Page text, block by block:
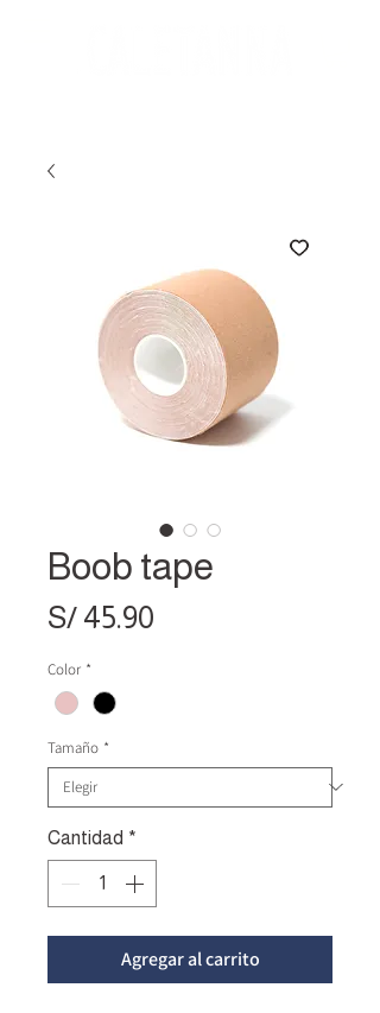
Boob tape
S/ 45.90
Color *
Tamaño *
Cantidad *
Agregar al carrito